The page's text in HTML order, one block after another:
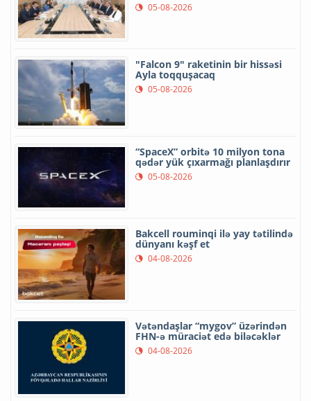
05-08-2026
"Falcon 9" raketinin bir hissəsi
Ayla toqquşacaq
05-08-2026
“SpaceX” orbitə 10 milyon tona
qədər yük çıxarmağı planlaşdırır
05-08-2026
Bakcell rouminqi ilə yay tətilində
dünyanı kəşf et
04-08-2026
Vətəndaşlar “mygov” üzərindən
FHN-ə müraciət edə biləcəklər
04-08-2026